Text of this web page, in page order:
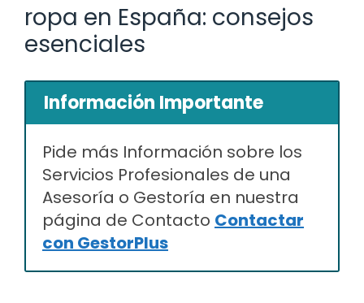
ropa en España: consejos
esenciales
Información Importante
Pide más Información sobre los
Servicios Profesionales de una
Asesoría o Gestoría en nuestra
página de Contacto Contactar
con GestorPlus